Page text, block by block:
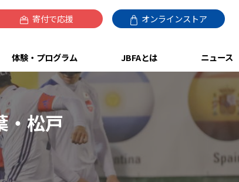
寄付で応援 オンラインストア
体験・プログラム JBFAとは ニュース
・松戸